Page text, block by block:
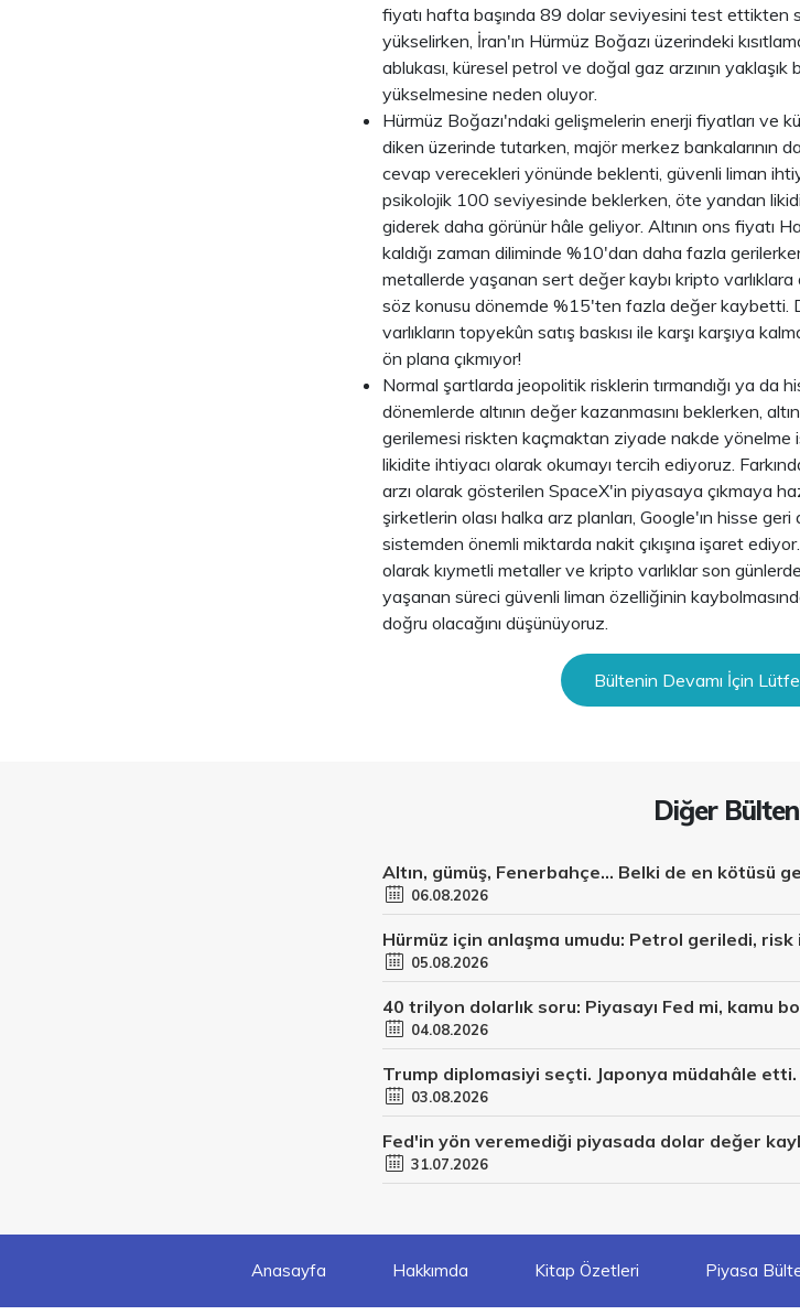
fiyatı hafta başında 89 dolar seviyesini test ettikten
yükselirken, İran'ın Hürmüz Boğazı üzerindeki
ablukası, küresel petrol ve doğal gaz arzının
yükselmesine neden oluyor.
Hürmüz Boğazı'ndaki gelişmelerin enerji fiyatları ve
diken üzerinde tutarken, majör merkez bankalarının
cevap verecekleri yönünde beklenti, güvenli liman
psikolojik 100 seviyesinde beklerken, öte yandan
giderek daha görünür hâle geliyor. Altının ons fiyatı
kaldığı zaman diliminde %10'dan daha fazla
metallerde yaşanan sert değer kaybı kripto
söz konusu dönemde %15'ten fazla değer kaybetti.
varlıkların topyekûn satış baskısı ile karşı karşıya
ön plana çıkmıyor!
Normal şartlarda jeopolitik risklerin tırmandığı ya da
dönemlerde altının değer kazanmasını beklerken,
gerilemesi riskten kaçmaktan ziyade nakde
likidite ihtiyacı olarak okumayı tercih ediyoruz.
arzı olarak gösterilen SpaceX'in piyasaya çıkmaya
şirketlerin olası halka arz planları, Google'ın hisse
sistemden önemli miktarda nakit çıkışına işaret
olarak kıymetli metaller ve kripto varlıklar son günlerde
yaşanan süreci güvenli liman özelliğinin
doğru olacağını düşünüyoruz.
Bültenin Devamı İçin
Diğer
Altın, gümüş, Fenerbahçe... Belki de en kötüsü
06.08.2026
Hürmüz için anlaşma umudu: Petrol geriledi, risk
05.08.2026
40 trilyon dolarlık soru: Piyasayı Fed mi, kamu
04.08.2026
Trump diplomasiyi seçti. Japonya müdahâle
03.08.2026
Fed'in yön veremediği piyasada dolar değer
31.07.2026
Anasayfa Hakkımda Kitap Özetleri Piyasa